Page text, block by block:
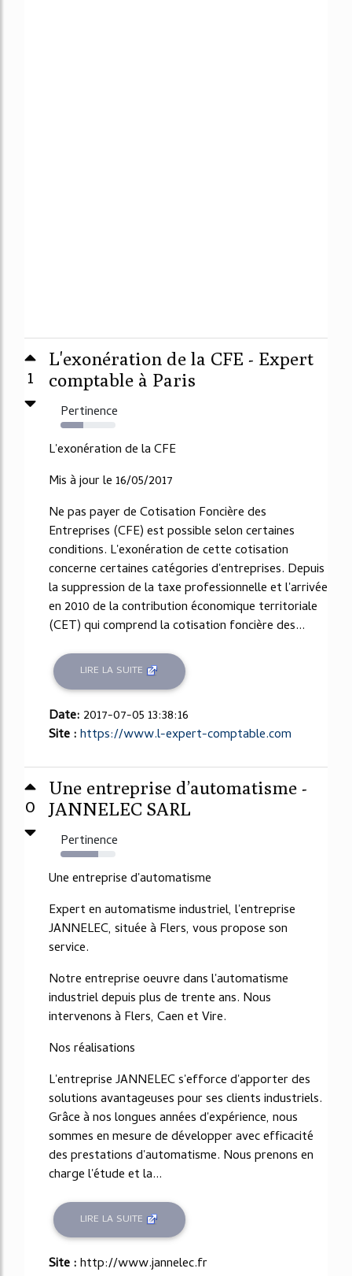
1
L'exonération de la CFE - Expert
comptable à Paris
Pertinence
41%
L'exonération de la CFE
Mis à jour le 16/05/2017
Ne pas payer de Cotisation Foncière des
Entreprises (CFE) est possible selon certaines
conditions. L'exonération de cette cotisation
concerne certaines catégories d'entreprises. Depuis
la suppression de la taxe professionnelle et l'arrivée
en 2010 de la contribution économique territoriale
(CET) qui comprend la cotisation foncière des...
LIRE LA SUITE
Date: 2017-07-05 13:38:16
Site :https://www.l-expert-comptable.com
0
Une entreprise d’automatisme -
JANNELEC SARL
Pertinence
68%
Une entreprise d'automatisme
Expert en automatisme industriel, l'entreprise
JANNELEC, située à Flers, vous propose son
service.
Notre entreprise oeuvre dans l'automatisme
industriel depuis plus de trente ans. Nous
intervenons à Flers, Caen et Vire.
Nos réalisations
L'entreprise JANNELEC s'efforce d'apporter des
solutions avantageuses pour ses clients industriels.
Grâce à nos longues années d'expérience, nous
sommes en mesure de développer avec efficacité
des prestations d'automatisme. Nous prenons en
charge l'étude et la...
LIRE LA SUITE
Site :http://www.jannelec.fr